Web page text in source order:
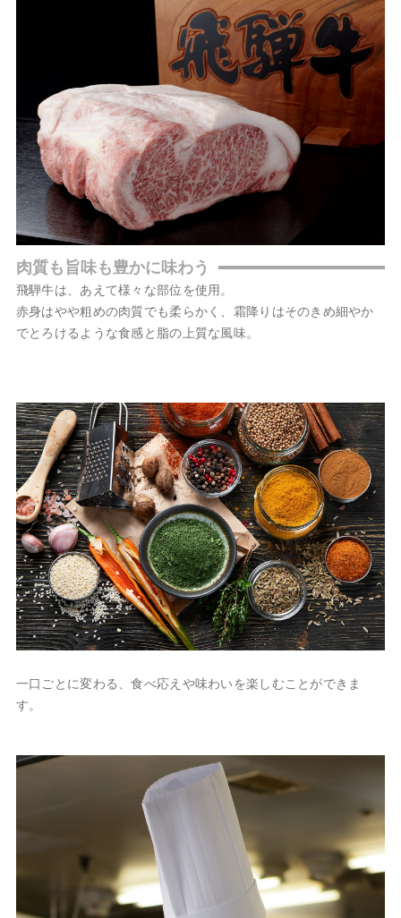
肉質も旨味も豊かに味わう
飛騨牛は、あえて様々な部位を使用。
赤身はやや粗めの肉質でも柔らかく、霜降りはそのきめ細やか
でとろけるような食感と脂の上質な風味。
一口ごとに変わる、食べ応えや味わいを楽しむことができま
す。